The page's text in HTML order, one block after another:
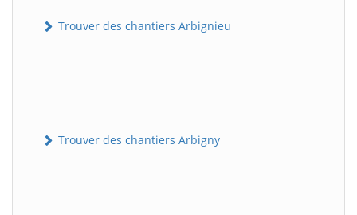
Trouver des chantiers Arbignieu
Trouver des chantiers Arbigny